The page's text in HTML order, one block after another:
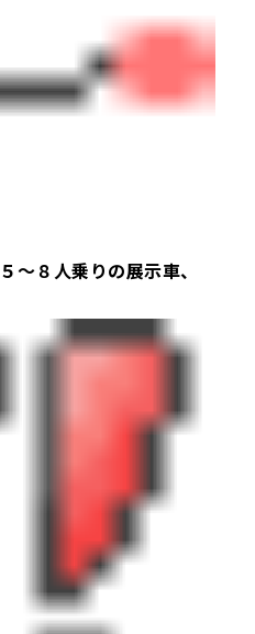
５～８人乗りの展示車、